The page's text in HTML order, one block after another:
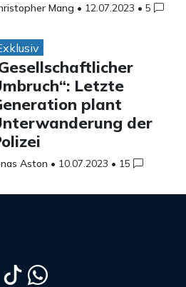
Mang • 12.07.2023 • 5
Letzte
plant
der
Aston • 10.07.2023 • 15